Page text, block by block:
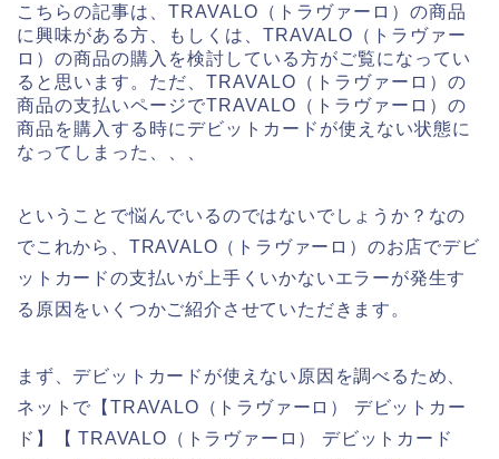
こちらの記事は、TRAVALO（トラヴァーロ）の商品
に興味がある方、もしくは、TRAVALO（トラヴァー
ロ）の商品の購入を検討している方がご覧になってい
ると思います。ただ、TRAVALO（トラヴァーロ）の
商品の支払いページでTRAVALO（トラヴァーロ）の
商品を購入する時にデビットカードが使えない状態に
なってしまった、、、
ということで悩んでいるのではないでしょうか？なの
でこれから、TRAVALO（トラヴァーロ）のお店でデビ
ットカードの支払いが上手くいかないエラーが発生す
る原因をいくつかご紹介させていただきます。
まず、デビットカードが使えない原因を調べるため、
ネットで【TRAVALO（トラヴァーロ） デビットカー
ド】【 TRAVALO（トラヴァーロ） デビットカード